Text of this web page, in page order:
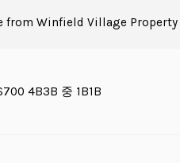
from Winfield Village
4B3B 중 1B1B